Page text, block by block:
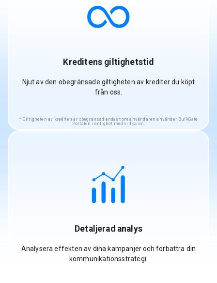
Kreditens giltighetstid
Njut av den obegränsade giltigheten av krediter du köpt
från oss.
Giltigheten av krediten är obegränsad endast om användaren använder BulkGate
Portalen i enlighet med villkoren.
Detaljerad analys
Analysera effekten av dina kampanjer och förbättra din
kommunikationsstrategi.